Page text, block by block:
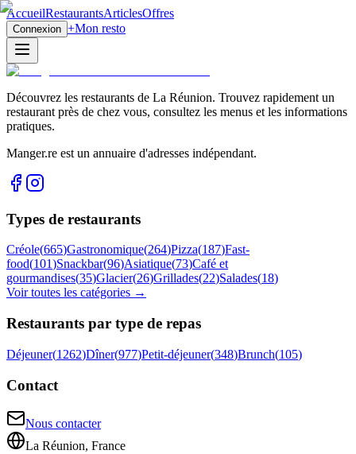
AccueilRestaurantsArticlesOffres
Connexion +Mon resto
Découvrez les restaurants de La Réunion. Trouvez rapidement un
restaurant près de chez vous, consultez les menus et les informations
pratiques.
Manger.re est un annuaire d'adresses indépendant.
Types de restaurants
Créole(665)Gastronomique(264)Pizza(187)Fast-
food(101)Snackbar(96)Asiatique(73)Café et
gourmandises(35)Glacier(26)Grillades(22)Salades(18)
Voir toutes les catégories →
Restaurants par type de repas
Déjeuner(1262)Dîner(977)Petit-déjeuner(348)Brunch(105)
Contact
Nous contacter
La Réunion, France